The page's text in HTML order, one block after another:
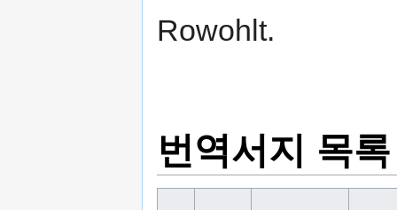
Rowohlt.
번역서지 목록